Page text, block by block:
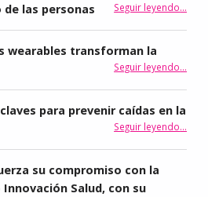
las personas
Seguir leyendo
“Ortopedia CETEO participa en la presentación del proyecto ABRAZA, una
…
wearables transforman la
Seguir leyendo…
para prevenir caídas en la
Seguir leyendo“Cuidar la autonomía: claves para prevenir caídas en la vida diaria”
…
su compromiso con la
Salud, con su